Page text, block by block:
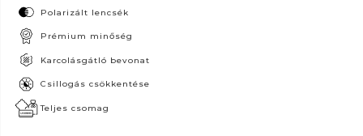
Polarizált lencsék
Prémium minőség
Karcolásgátló bevonat
Csillogás csökkentése
Teljes csomag